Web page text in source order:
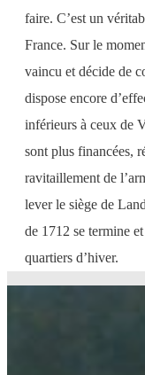
faire. C’est un
France. Sur le
vaincu et décide de
dispose encore
inférieurs à ceux de
sont plus financées,
ravitaillement de
lever le siège de
de 1712 se termine
quartiers d’hiver.​